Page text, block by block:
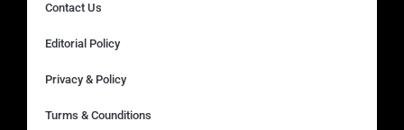
Contact Us
Editorial Policy
Privacy & Policy
Turms & Counditions